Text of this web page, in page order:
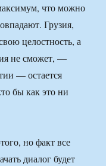
что можно
Грузия,
целостность, а
не сможет, —
— остается
бы как это ни
но факт все
диалог будет